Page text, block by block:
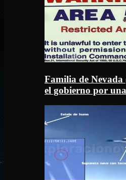
Familia de
el gobierno por